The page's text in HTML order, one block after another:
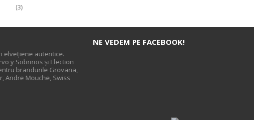
(3)
elveţiene autentice.
y Sobrinos și Election
brandurile Grovana,
Andre Mouche, Swiss
NE VEDEM PE FACEBOOK!